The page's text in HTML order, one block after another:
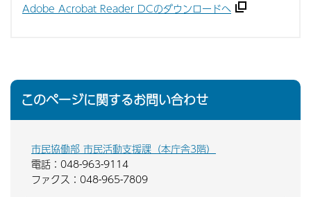
Adobe Acrobat Reader DCのダウンロードへ
このページに関するお問い合わせ
市民協働部 市民活動支援課（本庁舎3階）
電話：048-963-9114
ファクス：048-965-7809